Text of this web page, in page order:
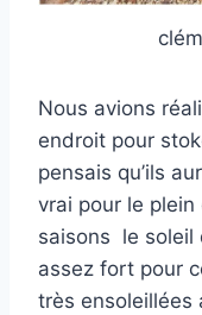
Nous avions
endroit pour
pensais qu’ils
vrai pour le
saisons le soleil
assez fort pour
très ensoleillées